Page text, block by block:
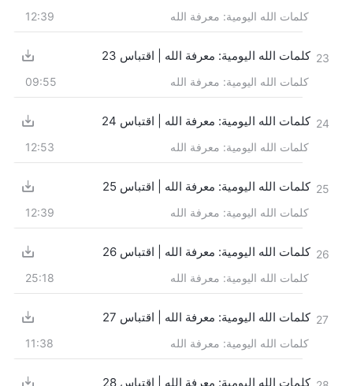
كلمات الله اليومية: معرفة الله 12:39
23 كلمات الله اليومية: معرفة الله | اقتباس 23
كلمات الله اليومية: معرفة الله 09:55
24 كلمات الله اليومية: معرفة الله | اقتباس 24
كلمات الله اليومية: معرفة الله 12:53
25 كلمات الله اليومية: معرفة الله | اقتباس 25
كلمات الله اليومية: معرفة الله 12:39
26 كلمات الله اليومية: معرفة الله | اقتباس 26
كلمات الله اليومية: معرفة الله 25:18
27 كلمات الله اليومية: معرفة الله | اقتباس 27
كلمات الله اليومية: معرفة الله 11:38
كلمات الله اليومية: معرفة الله | اقتباس 28